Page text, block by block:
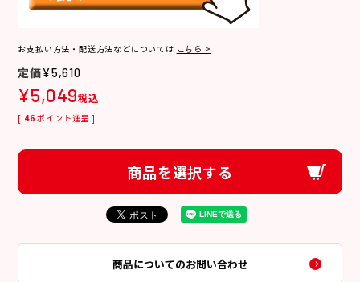
お支払い方法・配送方法などについては こちら >
¥5,610
¥5,049税込
[ 46 ポイント進呈 ]
商品を選択する
商品についてのお問い合わせ